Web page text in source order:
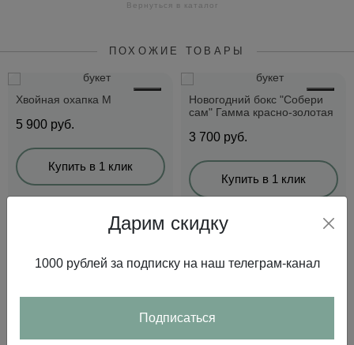
Вернуться в каталог
ПОХОЖИЕ ТОВАРЫ
Хвойная охапка M
5 900 руб.
Купить в 1 клик
В корзину
Новогодний бокс "Собери
сам" Гамма красно-золотая
3 700 руб.
Купить в 1 клик
Дарим скидку
1000 рублей за подписку на наш телеграм-канал
Подписаться